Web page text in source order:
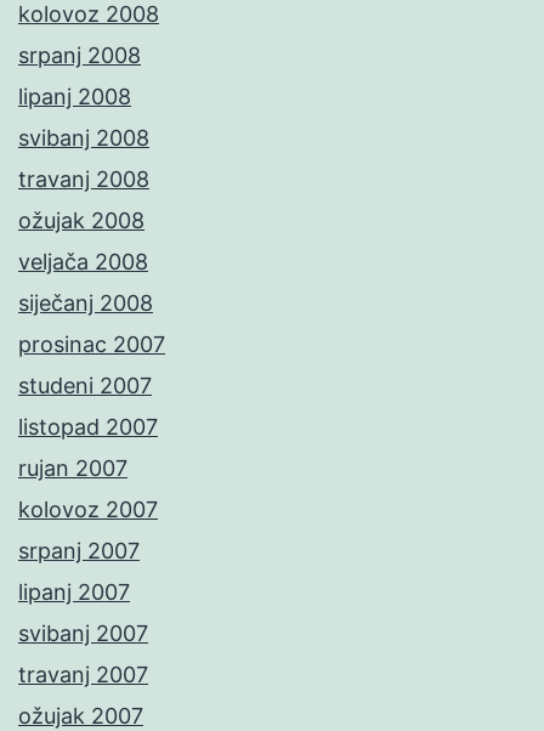
kolovoz 2008
srpanj 2008
lipanj 2008
svibanj 2008
travanj 2008
ožujak 2008
veljača 2008
siječanj 2008
prosinac 2007
studeni 2007
listopad 2007
rujan 2007
kolovoz 2007
srpanj 2007
lipanj 2007
svibanj 2007
travanj 2007
ožujak 2007